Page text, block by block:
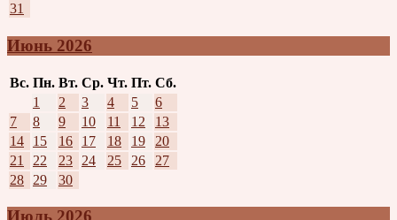
31
Июнь 2026
Вс. Пн. Вт. Ср. Чт. Пт. Сб.
1
2 3 4 5
6
7
8 9 10 11 12
13
14
15 16 17 18 19
20
21
22 23 24 25 26
27
28
29 30